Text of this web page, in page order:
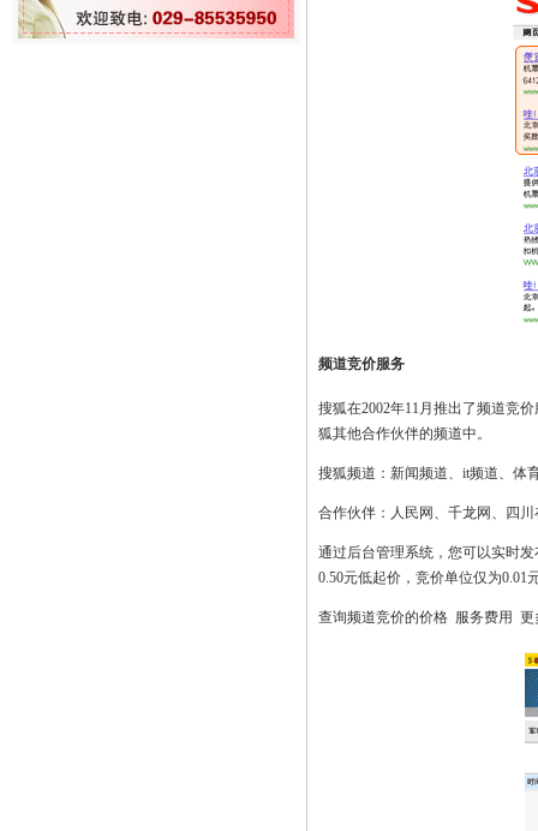
频道竞价服务
搜狐在2002年11月推出了频道竞
狐其他合作伙伴的频道中。
搜狐频道：新闻频道、it频道、体
合作伙伴：人民网、千龙网、四
通过后台管理系统，您可以实时
0.50元低起价，竞价单位仅为0.01
查询频道竞价的价格 服务费用 更